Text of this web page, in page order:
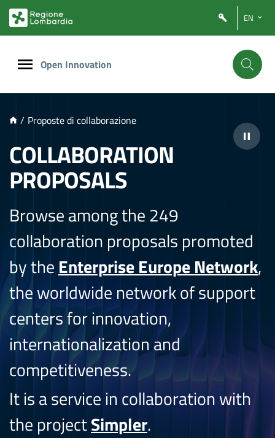
PRINCIPALE
EN
Open Innovation
/ Proposte di collaborazione
COLLABORATION
PROPOSALS
Browse among the 249
collaboration proposals promoted
by the Enterprise Europe Network,
the worldwide network of support
centers for innovation,
internationalization and
competitiveness.
It is a service in collaboration with
the projectSimpler.